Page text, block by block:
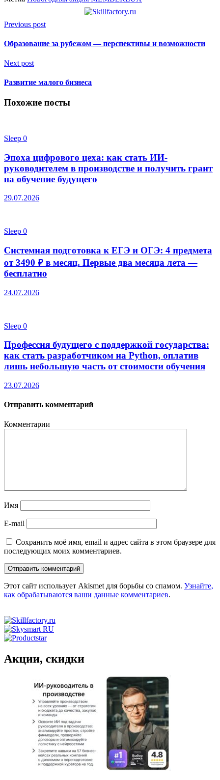
Previous post
Образование за рубежом — перспективы и возможности
Next post
Развитие малого бизнеса
Похожие посты
Sleep 0
Эпоха цифрового цеха: как стать ИИ-
руководителем в производстве и получить грант
на обучение будущего
29.07.2026
Sleep 0
Системная подготовка к ЕГЭ и ОГЭ: 4 предмета
от 3490 ₽ в месяц. Первые два месяца лета —
бесплатно
24.07.2026
Sleep 0
Профессия будущего с поддержкой государства:
как стать разработчиком на Python, оплатив
лишь небольшую часть от стоимости обучения
23.07.2026
Отправить комментарий
Комментарии
Имя
E-mail
Сохранить моё имя, email и адрес сайта в этом браузере для
последующих моих комментариев.
Этот сайт использует Akismet для борьбы со спамом. Узнайте,
как обрабатываются ваши данные комментариев.
Акции, скидки